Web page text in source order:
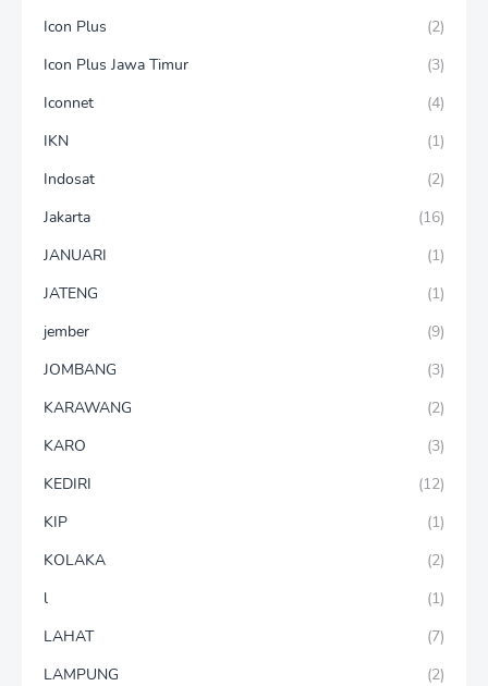
Icon Plus
(2)
Icon Plus Jawa Timur
(3)
Iconnet
(4)
IKN
(1)
Indosat
(2)
Jakarta
(16)
JANUARI
(1)
JATENG
(1)
jember
(9)
JOMBANG
(3)
KARAWANG
(2)
KARO
(3)
KEDIRI
(12)
KIP
(1)
KOLAKA
(2)
l
(1)
LAHAT
(7)
LAMPUNG
(2)